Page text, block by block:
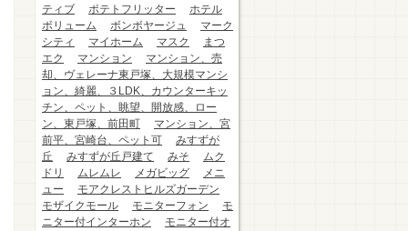
ティブ
ポテトフリッター
ホテル
ボリューム
ボンボヤージュ
マーク
シティ
マイホーム マスク
まつ
エク
マンション
マンション、売
却、ヴェレーナ東戸塚、大規模マンシ
ョン、綺麗、３LDK、カウンターキッ
チン、ペット、眺望、開放感、ロー
ン、東戸塚、前田町
マンション、宮
前平、宮崎台、ペット可
みすずが
丘
みすずが丘戸建て みそ
ムク
ドリ
ムレムレ メガビッグ
メニ
ュー
モアクレストヒルズガーデン
モザイクモール
モニターフォン
モ
ニター付インターホン
モニター付オ